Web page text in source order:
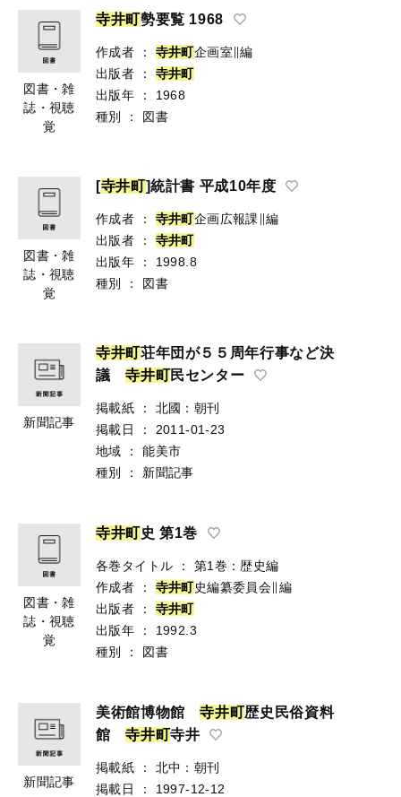
図書・雑
誌・視聴
覚
寺井町勢要覧 1968
作成者 ： 寺井町企画室∥編
出版者
： 寺井町
出版年
：
1968
種別
： 図書
図書・雑
誌・視聴
覚
[寺井町]統計書 平成10年度
作成者 ： 寺井町企画広報課∥編
出版者
： 寺井町
出版年
：
1998.8
種別
： 図書
新聞記事
寺井町荘年団が５５周年行事など決
議寺井町民センター
掲載紙 ：
北國：朝刊
掲載日
：
2011-01-23
地域
：
能美市
種別
： 新聞記事
図書・雑
誌・視聴
覚
寺井町史 第1巻
各巻タイトル ：
第1巻：歴史編
作成者
： 寺井町史編纂委員会∥編
出版者
： 寺井町
出版年
：
1992.3
種別
： 図書
新聞記事
美術館博物館寺井町歴史民俗資料
館寺井町寺井
掲載紙 ：
北中：朝刊
掲載日
：
1997-12-12